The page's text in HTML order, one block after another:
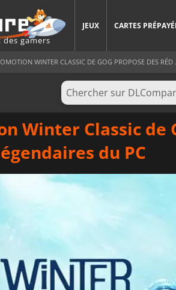
gamers
JEUX CARTES
WINTER CLASSIC DE GOG PROPOSE DES RÉD
Winter Classic de
du PC